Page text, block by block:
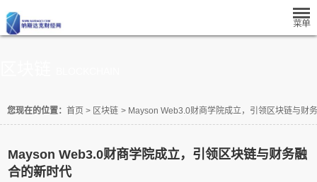
您现在的位置： 首页 > 区块链 > Mayson Web3.0财商学院成立，引领区块链与财
Mayson Web3.0财商学院成立，引领区块链与财务融
合的新时代